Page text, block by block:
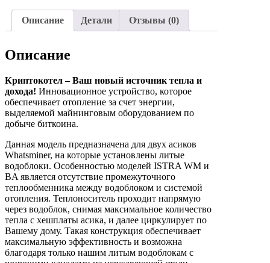
Описание Детали Отзывы (0)
Описание
Криптокотел – Ваш новый источник тепла и
дохода! Инновационное устройство, которое
обеспечивает отопление за счет энергии,
выделяемой майнинговым оборудованием по
добыче биткоина.
Данная модель предназначена для двух асиков
Whatsminer, на которые установлены литые
водоблоки. Особенностью моделей ISTRA WM и
BA является отсутствие промежуточного
теплообменника между водоблоком и системой
отопления. Теплоноситель проходит напрямую
через водоблок, снимая максимальное количество
тепла с хешплаты асика, и далее циркулирует по
Вашему дому. Такая конструкция обеспечивает
максимальную эффективность и возможна
благодаря только нашим литым водоблокам с